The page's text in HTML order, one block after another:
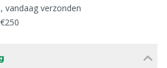
vandaag verzonden